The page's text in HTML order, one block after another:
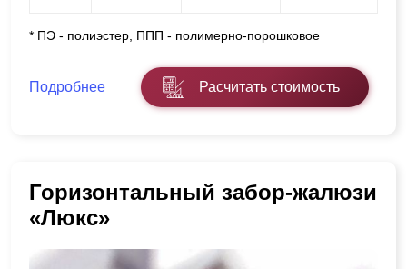
* ПЭ - полиэстер, ППП - полимерно-порошковое
Подробнее Расчитать стоимость
Горизонтальный забор-жалюзи
«Люкс»